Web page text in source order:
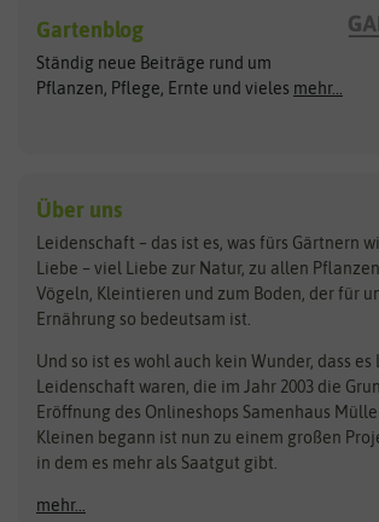
Exotische Samen
Gemüsesamen
Gründünger
Kräutersamen
Loretta-Rasen
Obstsamen
Pilzbrut
Rasensamen
Steckzwiebeln
Zimmer & Kübelpflanzen
Kataloge
Schnäppchen
Anzucht & Gartenzubehör
Anzuchtschalen
Arche Noah
ASB Greenworld
Benary
Bingenheimer Saatgut
BioBalu
Bionana
BIOWOL
Blumicorn
Bûten Birds
Clever
COMPO
Dürr-
elho
Fertil
Flora
Gartenblog
Ständig neue Beiträge rund um
Pflanzen, Pflege, Ernte und vieles mehr...
Über uns
Leidenschaft – das ist es, was fürs Gärtnern
Liebe – viel Liebe zur Natur, zu allen
Vögeln, Kleintieren und zum Boden, der für
Ernährung so bedeutsam ist.
Und so ist es wohl auch kein Wunder, dass es
Leidenschaft waren, die im Jahr 2003 die
Eröffnung des Onlineshops Samenhaus
Kleinen begann ist nun zu einem großen
in dem es mehr als Saatgut gibt.
mehr...